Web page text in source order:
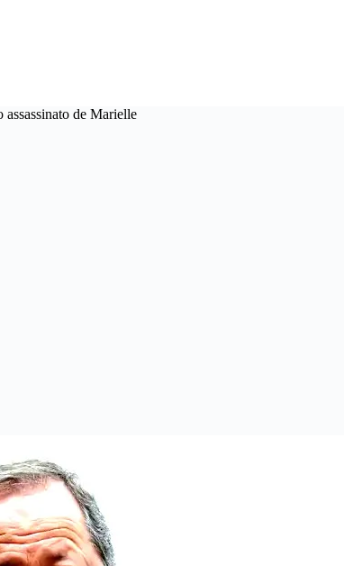
assassinato de Marielle